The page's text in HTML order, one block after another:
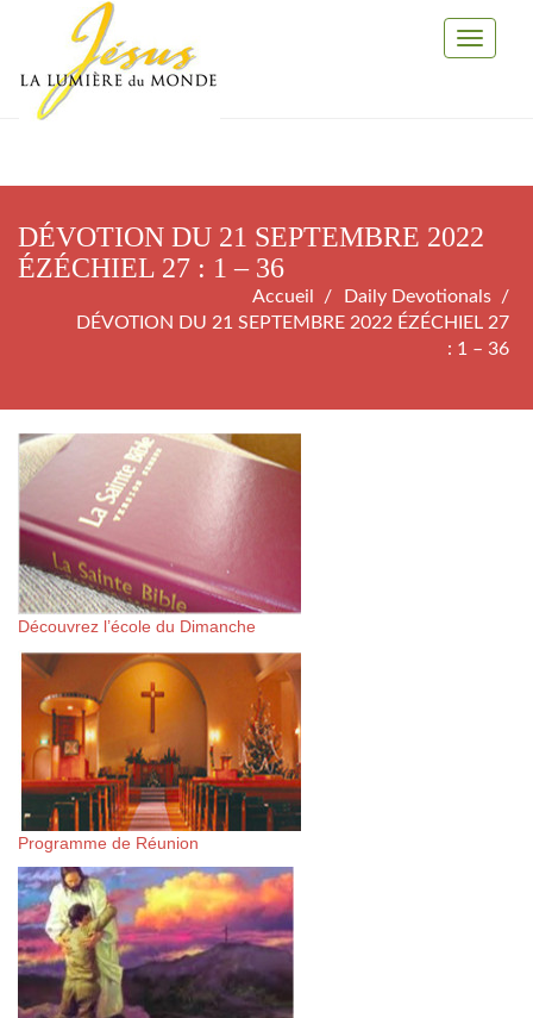
Toggle
DÉVOTION DU 21 SEPTEMBRE 2022
ÉZÉCHIEL 27 : 1 – 36
Accueil
Daily Devotionals
DÉVOTION DU 21 SEPTEMBRE 2022 ÉZÉCHIEL 27
: 1 – 36
Découvrez l’école du Dimanche
Programme de Réunion